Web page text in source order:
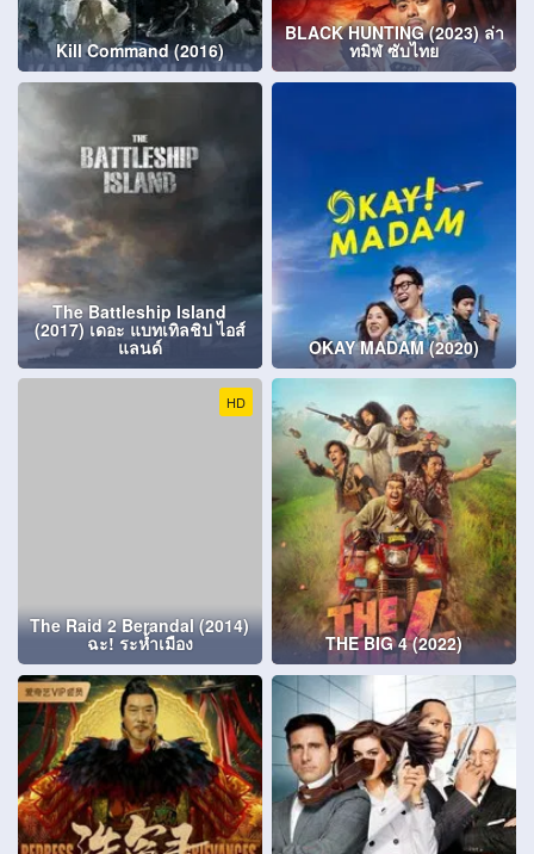
Kill Command (2016)
BLACK HUNTING (2023) ล่า
ทมิฬ ซับไทย
The Battleship Island
(2017) เดอะ แบทเทิลชิป ไอส์
แลนด์ OKAY MADAM (2020)
HD
The Raid 2 Berandal (2014)
ฉะ! ระห้ำเมือง THE BIG 4 (2022)